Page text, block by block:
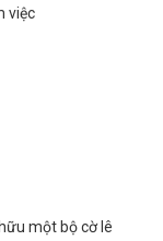
việc
một bộ cờ lê